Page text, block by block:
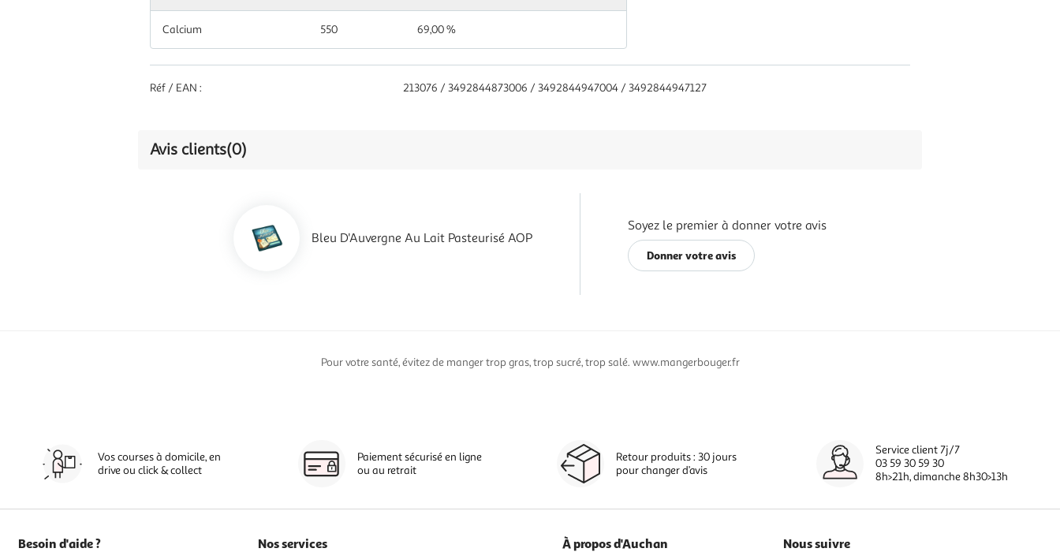
Calcium 550 69,00 %
Réf / EAN : 213076 / 3492844873006 / 3492844947004 / 3492844947127
Avis clients(0)
Bleu D'Auvergne Au Lait Pasteurisé AOP
Soyez le premier à donner votre avis
Donner votre avis
Pour votre santé, évitez de manger trop gras, trop sucré, trop salé. www.mangerbouger.fr
Vos courses à domicile, en
drive ou click & collect
Paiement sécurisé en ligne
ou au retrait
Retour produits : 30 jours
pour changer d’avis
Service client 7j/7
03 59 30 59 30
8h>21h, dimanche 8h30>13h
Besoin d'aide ? Nos services À propos d'Auchan Nous suivre